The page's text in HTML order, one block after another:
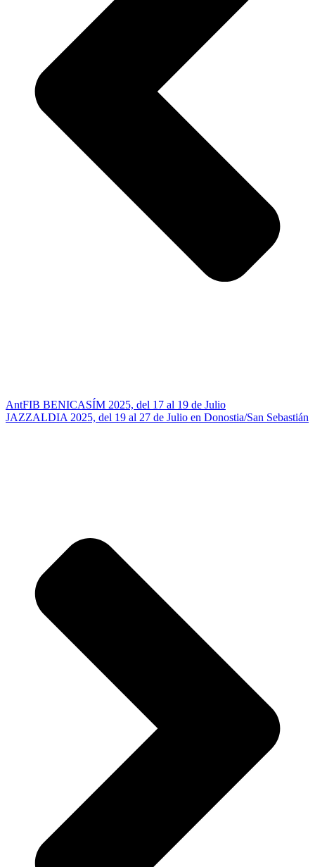
AntFIB BENICASÍM 2025, del 17 al 19 de Julio
JAZZALDIA 2025, del 19 al 27 de Julio en Donostia/San Sebastián